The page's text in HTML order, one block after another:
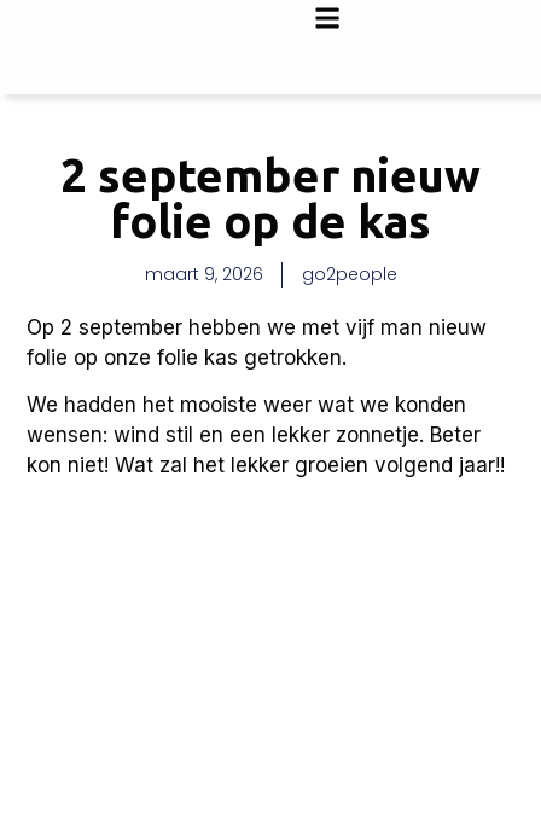
2 september nieuw
folie op de kas
maart 9, 2026 go2people
Op 2 september hebben we met vijf man nieuw
folie op onze folie kas getrokken.
We hadden het mooiste weer wat we konden
wensen: wind stil en een lekker zonnetje. Beter
kon niet! Wat zal het lekker groeien volgend jaar!!